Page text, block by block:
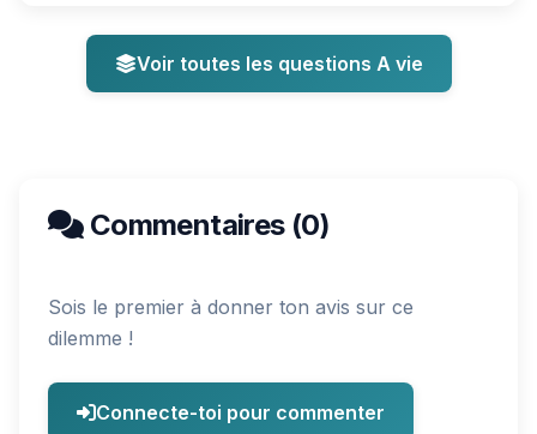
Voir toutes les questions A vie
Commentaires (0)
Sois le premier à donner ton avis sur ce
dilemme !
Connecte-toi pour commenter